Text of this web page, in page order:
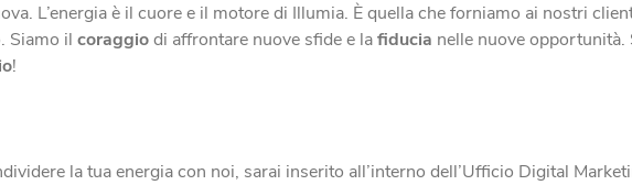
L’energia è il cuore e il motore di Illumia. È quella che forniamo ai nostri
Siamo il coraggiodi affrontare nuove sfide e lafiducia nelle nuove
!
la tua energia con noi, sarai inserito all’interno dell’Ufficio Digital